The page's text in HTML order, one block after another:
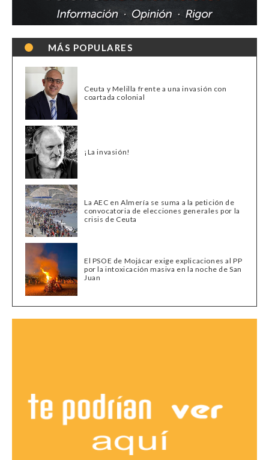
MÁS POPULARES
Ceuta y Melilla frente a una invasión con
coartada colonial
¡La invasión!
La AEC en Almería se suma a la petición de
convocatoria de elecciones generales por la
crisis de Ceuta
El PSOE de Mojácar exige explicaciones al PP
por la intoxicación masiva en la noche de San
Juan